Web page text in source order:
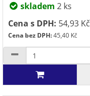
skladem 2 ks
Cena s DPH: 54,93 Kč
Cena bez DPH:45,40 Kč